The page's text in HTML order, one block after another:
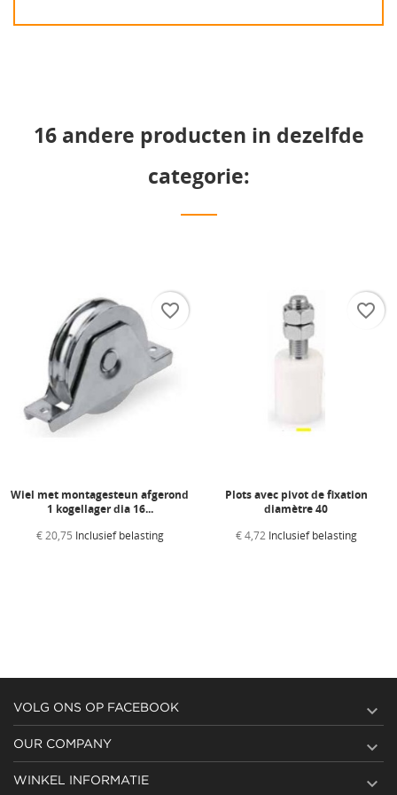
16 andere producten in dezelfde
categorie:
Wiel met montagesteun afgerond
1 kogellager dia 16...
€ 20,75 Inclusief belasting
favorite_border
Plots avec pivot de fixation
diamètre 40
€ 4,72Inclusief belasting
favorite_border
VOLG ONS OP FACEBOOK 
OUR COMPANY 
WINKEL INFORMATIE 